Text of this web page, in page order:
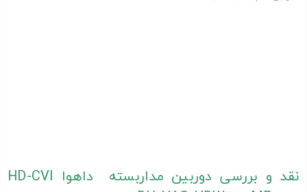
نقد و بررسی دوربین مداربسته داهوا HD-CVI